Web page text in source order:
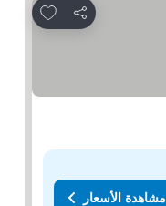
مشاركة
to favorites
مشاهدة الأسعار